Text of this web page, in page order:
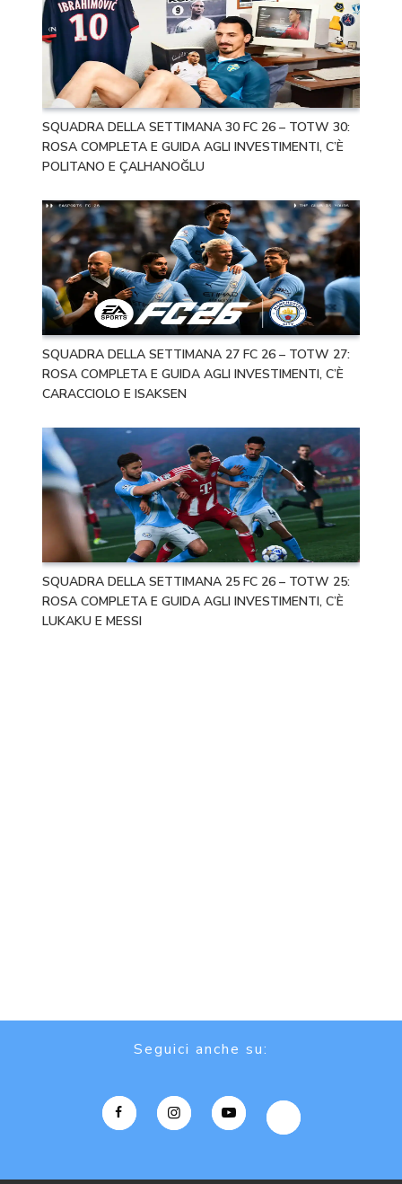
SQUADRA DELLA SETTIMANA 30 FC 26 – TOTW 30:
ROSA COMPLETA E GUIDA AGLI INVESTIMENTI, C’È
POLITANO E ÇALHANOĞLU
SQUADRA DELLA SETTIMANA 27 FC 26 – TOTW 27:
ROSA COMPLETA E GUIDA AGLI INVESTIMENTI, C’È
CARACCIOLO E ISAKSEN
SQUADRA DELLA SETTIMANA 25 FC 26 – TOTW 25:
ROSA COMPLETA E GUIDA AGLI INVESTIMENTI, C’È
LUKAKU E MESSI
Seguici anche su: